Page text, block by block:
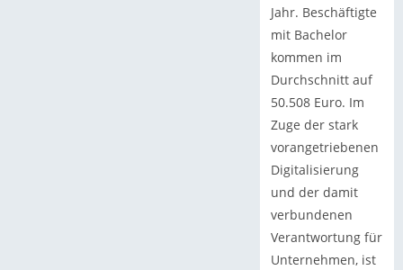
Jahr. Beschäftigte
mit Bachelor
kommen im
Durchschnitt auf
50.508 Euro. Im
Zuge der stark
vorangetriebenen
Digitalisierung
und der damit
verbundenen
Verantwortung für
Unternehmen, ist